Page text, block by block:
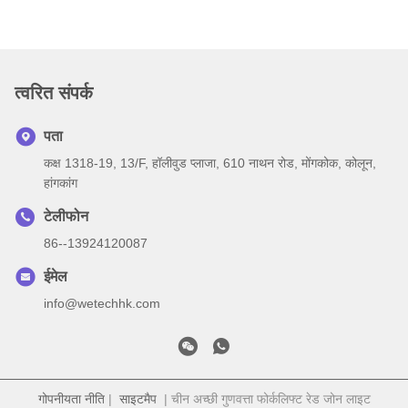
त्वरित संपर्क
पता
कक्ष 1318-19, 13/F, हॉलीवुड प्लाजा, 610 नाथन रोड, मोंगकोक, कोलून,
हांगकांग
टेलीफोन
86--13924120087
ईमेल
info@wetechhk.com
गोपनीयता नीति| साइटमैप| चीन अच्छी गुणवत्ता फोर्कलिफ्ट रेड जोन लाइट